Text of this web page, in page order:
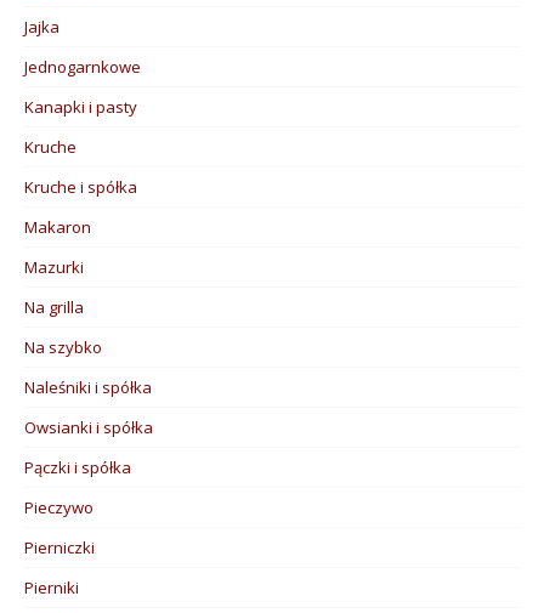
Jajka
Jednogarnkowe
Kanapki i pasty
Kruche
Kruche i spółka
Makaron
Mazurki
Na grilla
Na szybko
Naleśniki i spółka
Owsianki i spółka
Pączki i spółka
Pieczywo
Pierniczki
Pierniki